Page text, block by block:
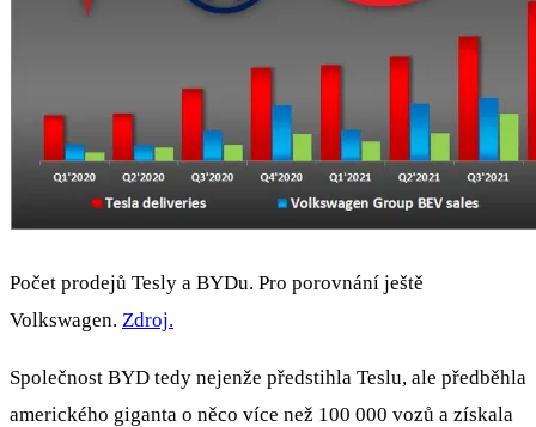
Počet prodejů Tesly a BYDu. Pro porovnání ještě
Volkswagen. Zdroj.
Společnost BYD tedy nejenže předstihla Teslu, ale předběhla
amerického giganta o něco více než 100 000 vozů a získala